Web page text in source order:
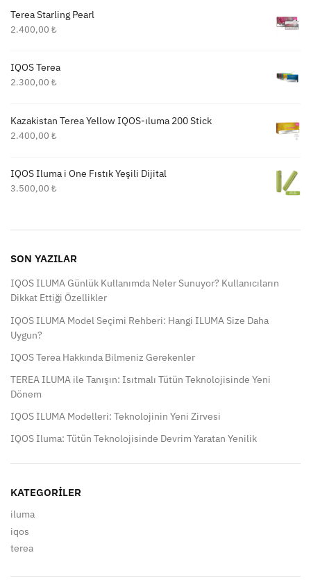
Terea Starling Pearl
2.400,00 ₺
IQOS Terea
2.300,00 ₺
Kazakistan Terea Yellow IQOS-ıluma 200 Stick
2.400,00 ₺
IQOS Iluma i One Fıstık Yeşili Dijital
3.500,00 ₺
SON YAZILAR
IQOS ILUMA Günlük Kullanımda Neler Sunuyor? Kullanıcıların
Dikkat Ettiği Özellikler
IQOS ILUMA Model Seçimi Rehberi: Hangi ILUMA Size Daha
Uygun?
IQOS Terea Hakkında Bilmeniz Gerekenler
TEREA ILUMA ile Tanışın: Isıtmalı Tütün Teknolojisinde Yeni
Dönem
IQOS ILUMA Modelleri: Teknolojinin Yeni Zirvesi
IQOS Iluma: Tütün Teknolojisinde Devrim Yaratan Yenilik
KATEGORILER
iluma
iqos
terea